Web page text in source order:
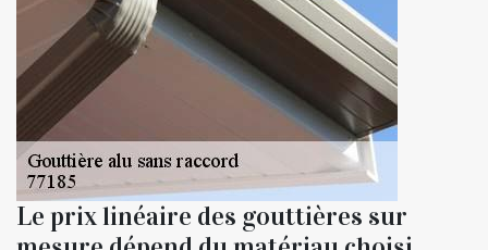
Le prix linéaire des gouttières sur